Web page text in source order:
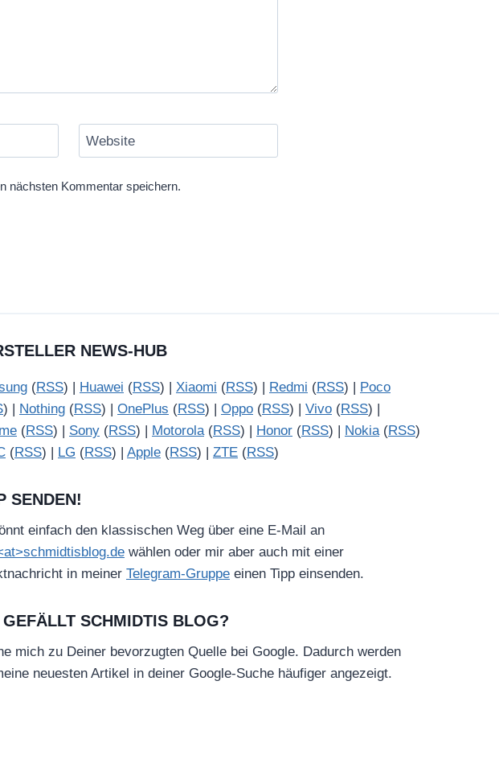
Website
nächsten Kommentar speichern.
NEWS-HUB
(RSS) | Huawei (RSS) | Xiaomi (RSS) | Redmi (RSS) | Poco
) | Nothing (RSS) | OnePlus (RSS) | Oppo (RSS) | Vivo (RSS) |
(RSS) | Sony (RSS) | Motorola(RSS) | Honor (RSS) | Nokia(RSS)
(RSS) | LG (RSS) | Apple (RSS) | ZTE (RSS)
SENDEN!
einfach den klassischen Weg über eine E-Mail an
wählen oder mir aber auch mit einer
in meiner Telegram-Gruppe einen Tipp einsenden.
GEFÄLLT SCHMIDTIS BLOG?
mich zu Deiner bevorzugten Quelle bei Google. Dadurch werden
neuesten Artikel in deiner Google-Suche häufiger angezeigt.